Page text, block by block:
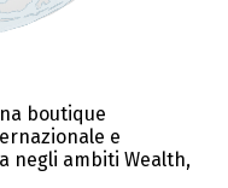
boutique
e
negli ambiti Wealth,